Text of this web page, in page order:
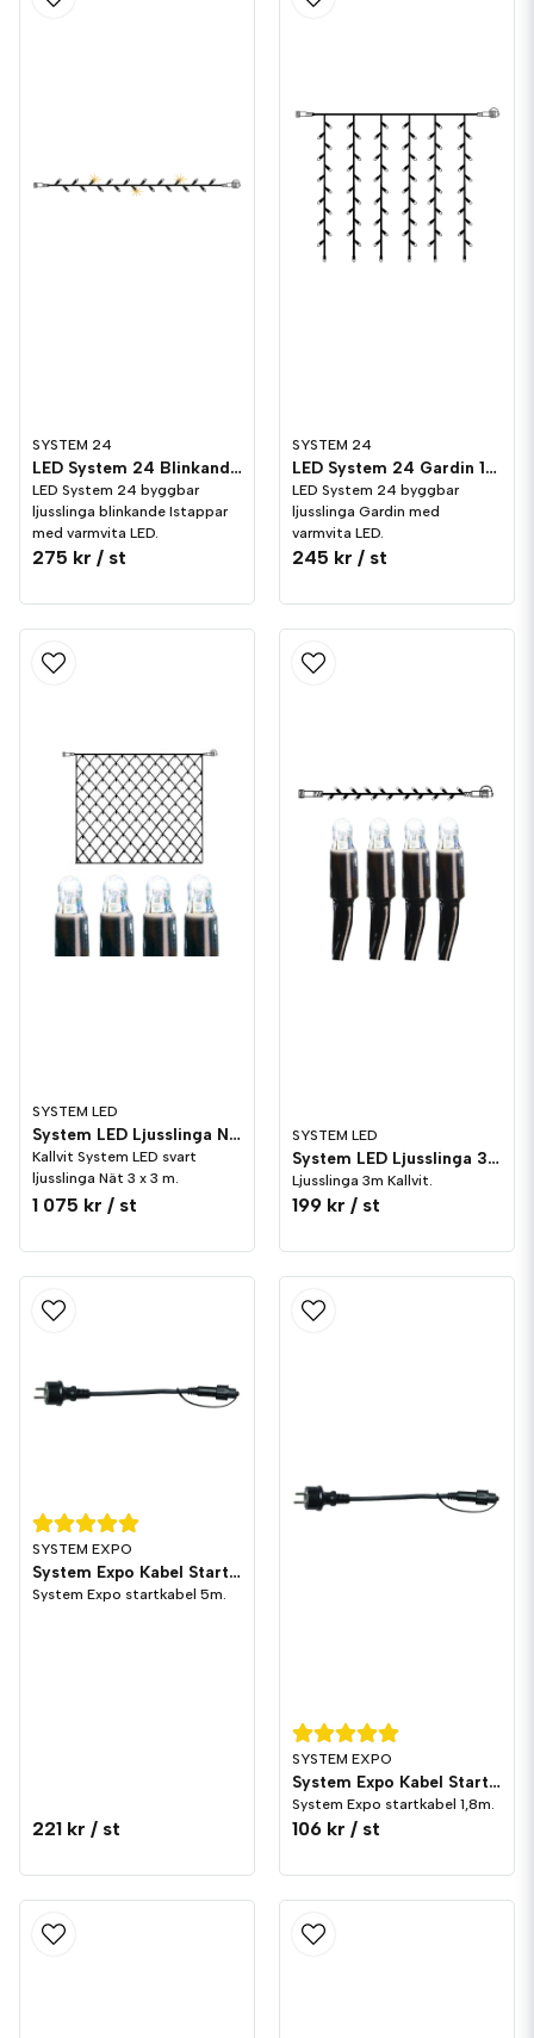
SYSTEM 24
LED System 24 Blinkande Ljusslinga 5m
LED System 24 byggbar
ljusslinga blinkande Istappar
med varmvita LED.
275 kr / st
SYSTEM 24
LED System 24 Gardin 1x1m
LED System 24 byggbar
ljusslinga Gardin med
varmvita LED.
245 kr / st
SYSTEM LED
System LED Ljusslinga Nät 3 m Svart Kallvit
Kallvit System LED svart
ljusslinga Nät 3 x 3 m.
1 075 kr / st
SYSTEM LED
System LED Ljusslinga 3m Kallvit Svart
Ljusslinga 3m Kallvit.
199 kr / st
SYSTEM EXPO
System Expo Kabel Start 5m
System Expo startkabel 5m.
221 kr / st
SYSTEM EXPO
System Expo Kabel Start 1,8m
System Expo startkabel 1,8m.
106 kr / st